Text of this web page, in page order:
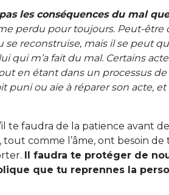
les conséquences du mal
perdu pour toujours. Peut-être
se reconstruise, mais il se peut
qui m’a fait du mal. Certains
en étant dans un processus
puni ou aie à réparer son acte,
te faudra de la patience avant
tout comme l’âme, ont besoin
Il faudra te protéger de
que tu reprennes la